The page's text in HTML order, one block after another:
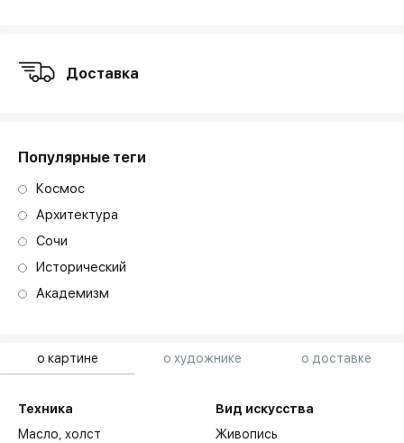
о картине о художнике о доставке
Техника
Масло,холст
Вид искусства
Живопись
Доставка
Популярные теги
Космос
Архитектура
Сочи
Исторический
Академизм